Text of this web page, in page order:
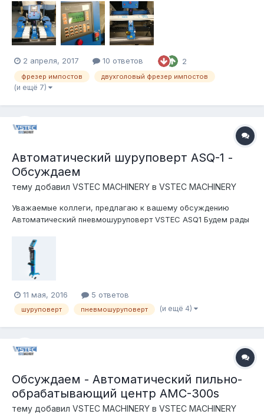
2 апреля, 2017 10 ответов 2
фрезер импостов двухголовый фрезер импостов
(и ещё 7)
Автоматический шуруповерт ASQ-1 -
Обсуждаем
тему добавил VSTEC MACHINERY в VSTEC MACHINERY
Уважаемые коллеги, предлагаю к вашему обсуждению
Автоматический пневмошуруповерт VSTEC ASQ1 Будем рады
ответим на все ваши вопросы. Характеристики: · Вес: 95 kg ·
Давление: 6-8 bar Габаритные размеры: · Длина: 512 mm ·
Ширина: 745 m...
11 мая, 2016 5 ответов
шуруповерт пневмошуруповерт (и ещё 4)
Обсуждаем - Автоматический пильно-
обрабатывающий центр AMC-300s
тему добавил VSTEC MACHINERY в VSTEC MACHINERY